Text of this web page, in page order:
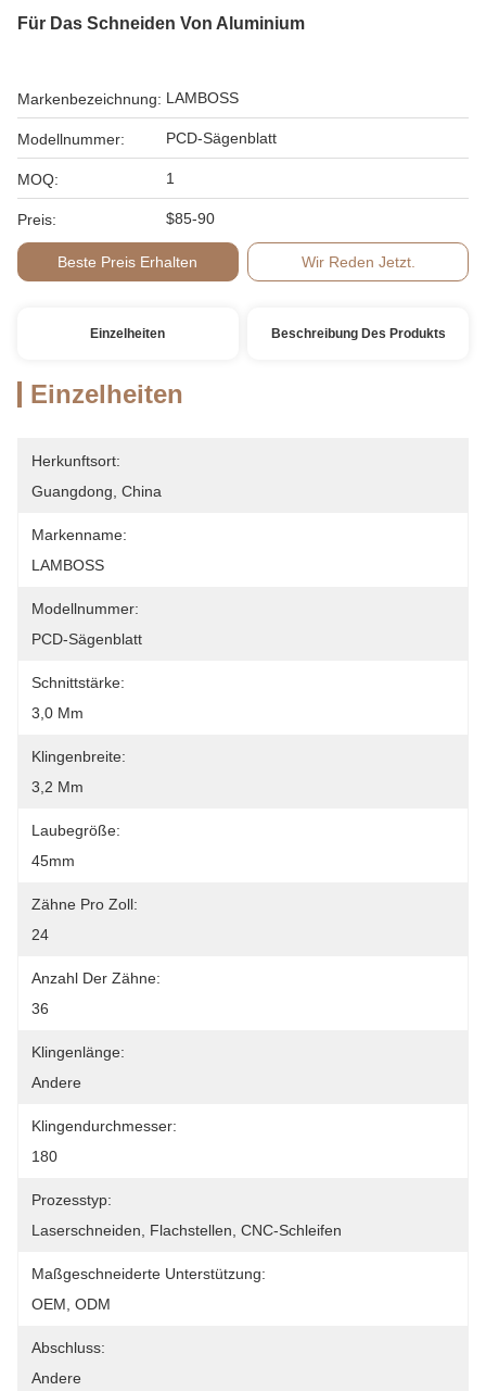
Für Das Schneiden Von Aluminium
Markenbezeichnung: LAMBOSS
Modellnummer: PCD-Sägenblatt
MOQ: 1
Preis: $85-90
Beste Preis Erhalten Wir Reden Jetzt.
Einzelheiten Beschreibung Des Produkts
Einzelheiten
Herkunftsort:
Guangdong, China
Markenname:
LAMBOSS
Modellnummer:
PCD-Sägenblatt
Schnittstärke:
3,0 Mm
Klingenbreite:
3,2 Mm
Laubegröße:
45mm
Zähne Pro Zoll:
24
Anzahl Der Zähne:
36
Klingenlänge:
Andere
Klingendurchmesser:
180
Prozesstyp:
Laserschneiden, Flachstellen, CNC-Schleifen
Maßgeschneiderte Unterstützung:
OEM, ODM
Abschluss:
Andere